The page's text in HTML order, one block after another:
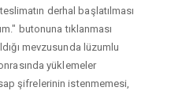
derhal başlatılması
butonuna tıklanması
mevzusunda lüzumlu
yüklemeler
şifrelerinin istenmemesi,